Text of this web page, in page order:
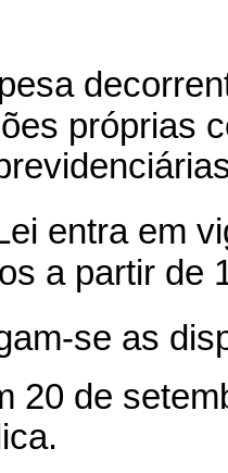
próprias
entra em
a partir de
se as
de